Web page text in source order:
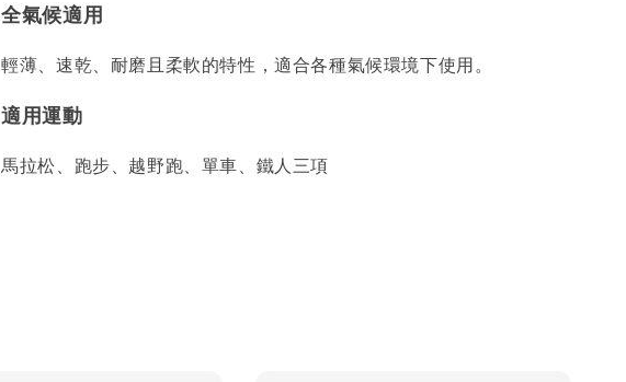
全氣候適用
輕薄、速乾、耐磨且柔軟的特性，適合各種氣候環境下使用。
適用運動
馬拉松、跑步、越野跑、單車、鐵人三項